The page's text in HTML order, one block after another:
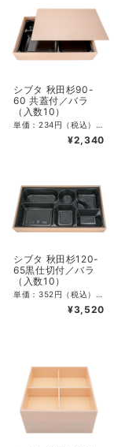
シブタ 秋田杉90-
60 共蓋付／バラ
（入数10）
¥2,340
シブタ 秋田杉120-
65黒仕切付／バラ
（入数10）
¥3,520